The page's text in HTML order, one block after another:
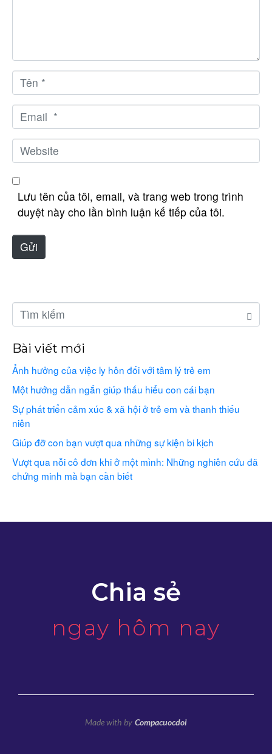
u
n
g
*
T
ê
n
*
E
m
a
i
l
W
e
b
e
Lưu tên của tôi, email, và trang web trong trình
duyệt này cho lần bình luận kế tiếp của tôi.
Gửi
Bài viết mới
Ảnh hưởng của việc ly hôn đối với tâm lý trẻ em
Một hướng dẫn ngắn giúp thấu hiểu con cái bạn
Sự phát triển cảm xúc & xã hội ở trẻ em và thanh thiếu
niên
Giúp đỡ con bạn vượt qua những sự kiện bi kịch
Vượt qua nỗi cô đơn khi ở một mình: Những nghiên cứu đã
chứng minh mà bạn cần biết
Chia sẻ
ngay hôm nay
Made with by Compacuocdoi